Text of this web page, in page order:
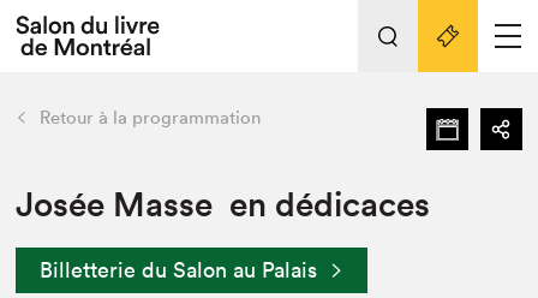
L'événement
Préparer sa visite au Salon
Actualités
retour Nos activités
Préparer sa visite
Liens pratiques
Retour à la programmation
Josée Masse en dédicaces
Billetterie du Salon au Palais